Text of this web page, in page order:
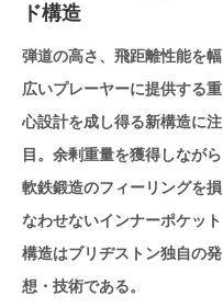
ド構造
弾道の高さ、飛距離性能を幅
広いプレーヤーに提供する重
心設計を成し得る新構造に注
目。余剰重量を獲得しながら
軟鉄鍛造のフィーリングを損
なわせないインナーポケット
構造はブリヂストン独自の発
想・技術である。